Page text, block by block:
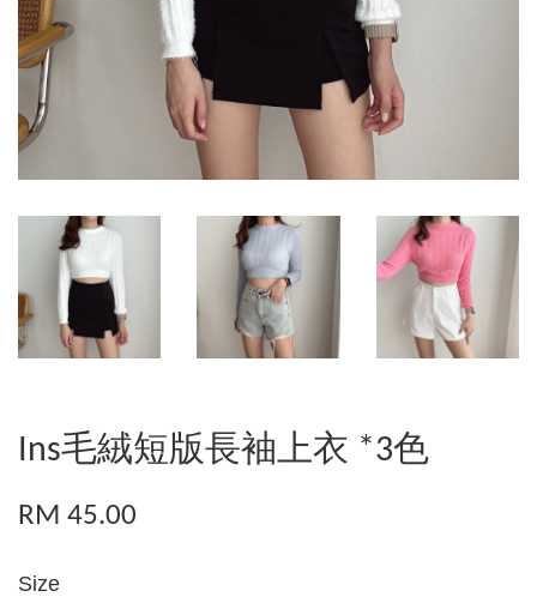
Ins毛絨短版長袖上衣 *3色
RM 45.00
Size